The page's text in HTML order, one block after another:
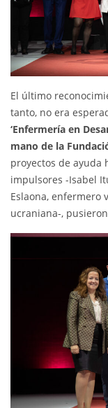
El último
tanto, no era
‘Enfermería en
mano de la
proyectos de ayuda
impulsores -Isabel
Eslaona, enfermero
ucraniana-,